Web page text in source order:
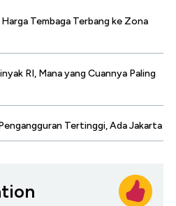
Tembaga Terbang ke Zona
RI, Mana yang Cuannya Paling
Tertinggi, Ada Jakarta